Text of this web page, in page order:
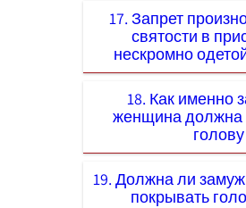
17. Запрет
святости в
нескромно
18. Как именно
женщина должна
голову
19. Должна ли
покрывать